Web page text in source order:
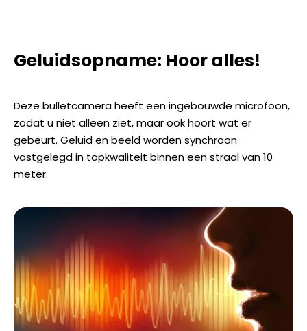
Geluidsopname: Hoor alles!
Deze bulletcamera heeft een ingebouwde microfoon,
zodat u niet alleen ziet, maar ook hoort wat er
gebeurt. Geluid en beeld worden synchroon
vastgelegd in topkwaliteit binnen een straal van 10
meter.